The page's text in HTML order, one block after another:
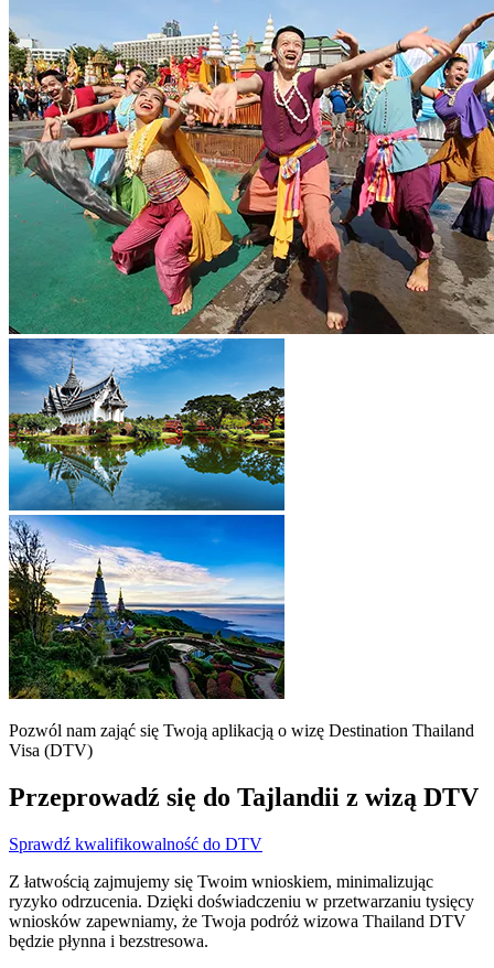
Pozwól nam zająć się Twoją aplikacją o wizę Destination Thailand
Visa (DTV)
Przeprowadź się do Tajlandii z wizą DTV
Sprawdź kwalifikowalność do DTV
Z łatwością zajmujemy się Twoim wnioskiem, minimalizując
ryzyko odrzucenia. Dzięki doświadczeniu w przetwarzaniu tysięcy
wniosków zapewniamy, że Twoja podróż wizowa Thailand DTV
będzie płynna i bezstresowa.